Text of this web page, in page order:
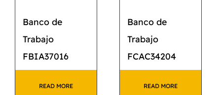
Banco de
Trabajo
FBIA37016
READ MORE
Banco de
Trabajo
FCAC34204
READ MORE